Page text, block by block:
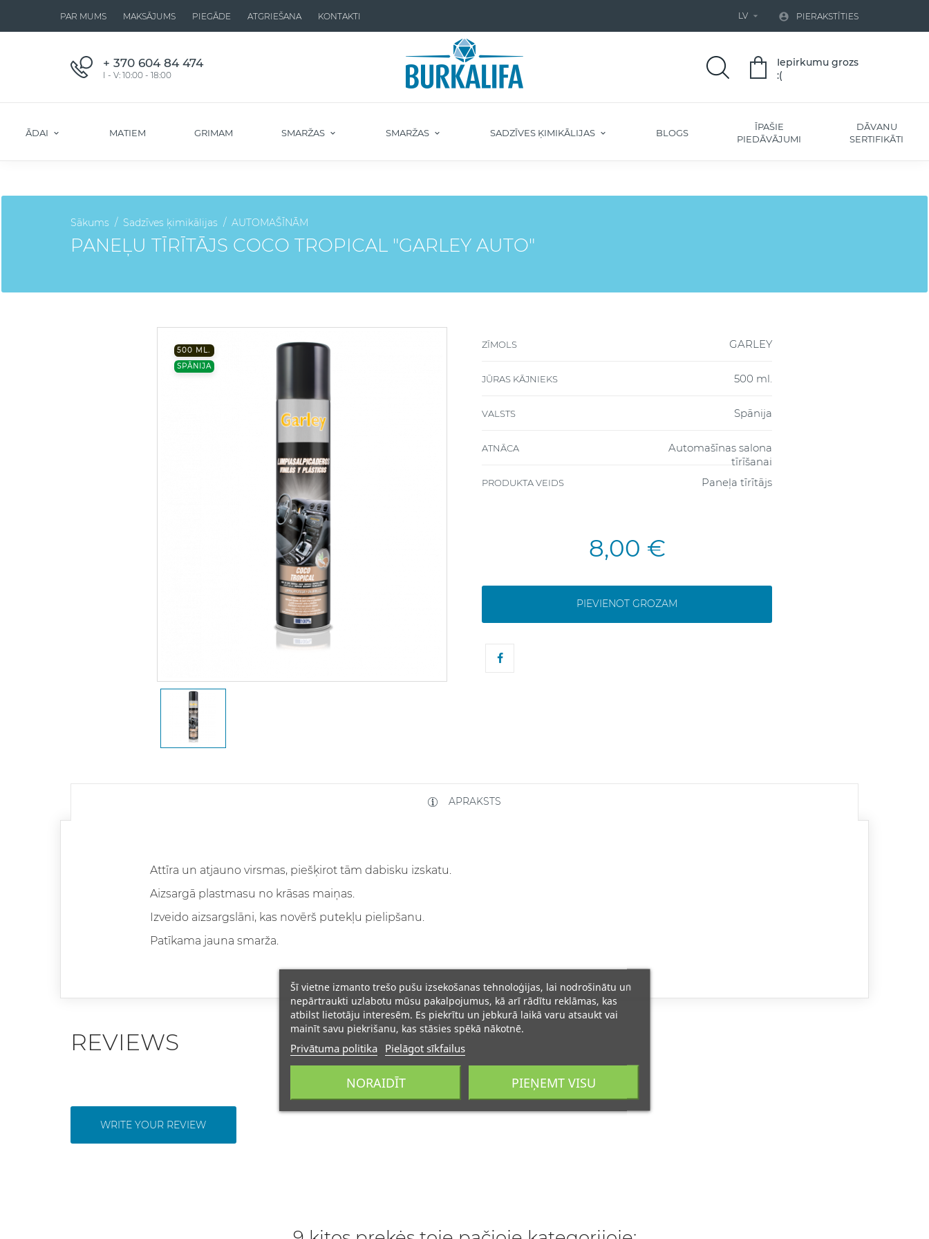
PAR MUMS MAKSĀJUMS PIEGĀDE ATGRIEŠANA KONTAKTI LV   PIERAKSTĪTIES
+ 370 604 84 474
I - V: 10:00 - 18:00
Iepirkumu grozs
:(
ĀDAI MATIEM GRIMAM SMARŽAS SMARŽAS SADZĪVES ĶIMIKĀLIJAS BLOGS
ĪPAŠIE
PIEDĀVĀJUMI
DĀVANU
SERTIFIKĀTI
Sākums Sadzīves ķimikālijas AUTOMAŠĪNĀM
PANEĻU TĪRĪTĀJS COCO TROPICAL "GARLEY AUTO"
500 ML.
SPĀNIJA
ZĪMOLS GARLEY
JŪRAS KĀJNIEKS 500 ml.
VALSTS Spānija
ATNĀCA
Automašīnas salona
tīrīšanai
PRODUKTA VEIDS Paneļa tīrītājs
8,00 €
PIEVIENOT GROZAM
APRAKSTS
Attīra un atjauno virsmas, piešķirot tām dabisku izskatu.
Aizsargā plastmasu no krāsas maiņas.
Izveido aizsargslāni, kas novērš putekļu pielipšanu.
Patīkama jauna smarža.
REVIEWS
WRITE YOUR REVIEW
Šī vietne izmanto trešo pušu izsekošanas tehnoloģijas, lai nodrošinātu un
nepārtraukti uzlabotu mūsu pakalpojumus, kā arī rādītu reklāmas, kas
atbilst lietotāju interesēm. Es piekrītu un jebkurā laikā varu atsaukt vai
mainīt savu piekrišanu, kas stāsies spēkā nākotnē.
Privātuma politika Pielāgot sīkfailus
NORAIDĪT PIEŅEMT VISU